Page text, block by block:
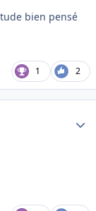
bien pensé
1 2